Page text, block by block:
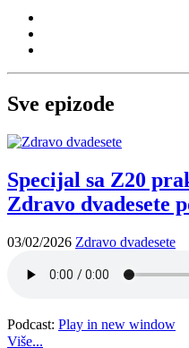
Sve epizode
Specijal sa Z20
Zdravo dvadesete
03/02/2026 Zdravo dvadesete
Podcast: Play in new window
Više...